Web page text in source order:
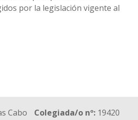
por la legislación vigente al
Cabo Colegiada/o nº: 19420